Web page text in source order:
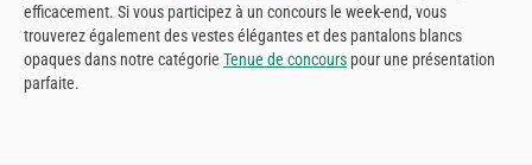
efficacement. Si vous participez à un concours le week-end, vous
trouverez également des vestes élégantes et des pantalons blancs
opaques dans notre catégorie Tenue de concours pour une présentation
parfaite.